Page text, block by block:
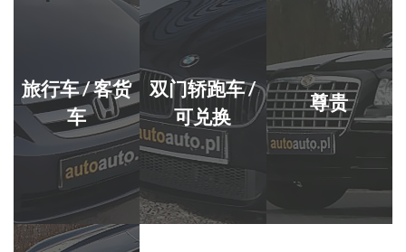
旅行车 / 客货
车
双门轿跑车 /
可兑换
尊贵